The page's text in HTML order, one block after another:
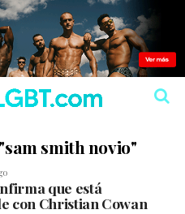
smith novio"
que está
con Christian Cowan